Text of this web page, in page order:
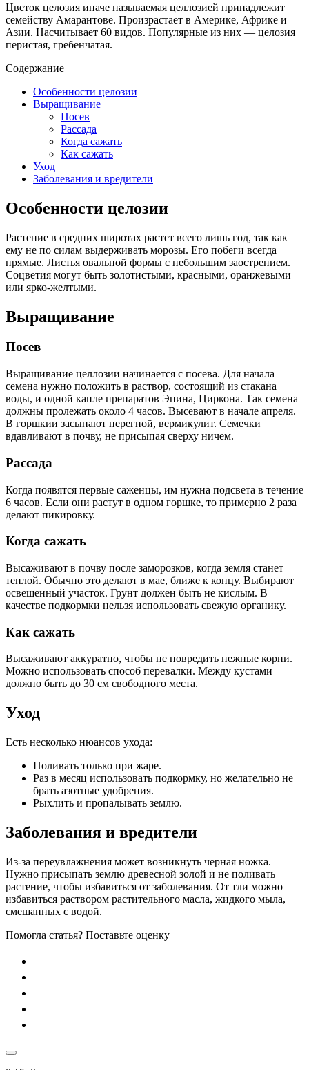
Цветок целозия иначе называемая целлозией принадлежит
семейству Амарантове. Произрастает в Америке, Африке и
Азии. Насчитывает 60 видов. Популярные из них — целозия
перистая, гребенчатая.
Содержание
Особенности целозии
Выращивание
Посев
Рассада
Когда сажать
Как сажать
Уход
Заболевания и вредители
Особенности целозии
Растение в средних широтах растет всего лишь год, так как
ему не по силам выдерживать морозы. Его побеги всегда
прямые. Листья овальной формы с небольшим заострением.
Соцветия могут быть золотистыми, красными, оранжевыми
или ярко-желтыми.
Выращивание
Посев
Выращивание целлозии начинается с посева. Для начала
семена нужно положить в раствор, состоящий из стакана
воды, и одной капле препаратов Эпина, Циркона. Так семена
должны пролежать около 4 часов. Высевают в начале апреля.
В горшкии засыпают перегной, вермикулит. Семечки
вдавливают в почву, не присыпая сверху ничем.
Рассада
Когда появятся первые саженцы, им нужна подсвета в течение
6 часов. Если они растут в одном горшке, то примерно 2 раза
делают пикировку.
Когда сажать
Высаживают в почву после заморозков, когда земля станет
теплой. Обычно это делают в мае, ближе к концу. Выбирают
освещенный участок. Грунт должен быть не кислым. В
качестве подкормки нельзя использовать свежую органику.
Как сажать
Высаживают аккуратно, чтобы не повредить нежные корни.
Можно использовать способ перевалки. Между кустами
должно быть до 30 см свободного места.
Уход
Есть несколько нюансов ухода:
Поливать только при жаре.
Раз в месяц использовать подкормку, но желательно не
брать азотные удобрения.
Рыхлить и пропалывать землю.
Заболевания и вредители
Из-за переувлажнения может возникнуть черная ножка.
Нужно присыпать землю древесной золой и не поливать
растение, чтобы избавиться от заболевания. От тли можно
избавиться раствором растительного масла, жидкого мыла,
смешанных с водой.
Помогла статья? Поставьте оценку